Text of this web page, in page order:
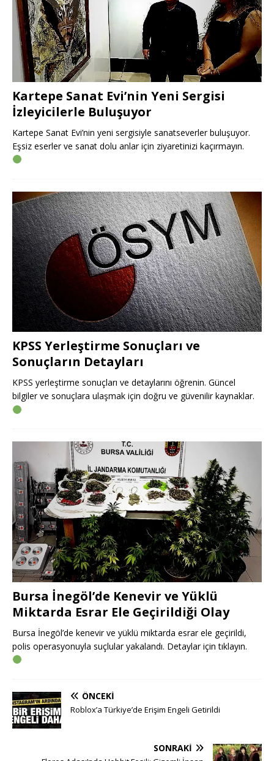
Kartepe Sanat Evi’nin Yeni Sergisi
İzleyicilerle Buluşuyor
Kartepe Sanat Evi’nin yeni sergisiyle sanatseverler buluşuyor.
Eşsiz eserler ve sanat dolu anlar için ziyaretinizi kaçırmayın.
KPSS Yerleştirme Sonuçları ve
Sonuçların Detayları
KPSS yerleştirme sonuçları ve detaylarını öğrenin. Güncel
bilgiler ve sonuçlara ulaşmak için doğru ve güvenilir kaynaklar.
Bursa İnegöl’de Kenevir ve Yüklü
Miktarda Esrar Ele Geçirildiği Olay
Bursa İnegöl’de kenevir ve yüklü miktarda esrar ele geçirildi,
polis operasyonuyla suçlular yakalandı. Detaylar için tıklayın.
ÖNCEKI
Roblox’a Türkiye’de Erişim Engeli Getirildi
SONRAKI